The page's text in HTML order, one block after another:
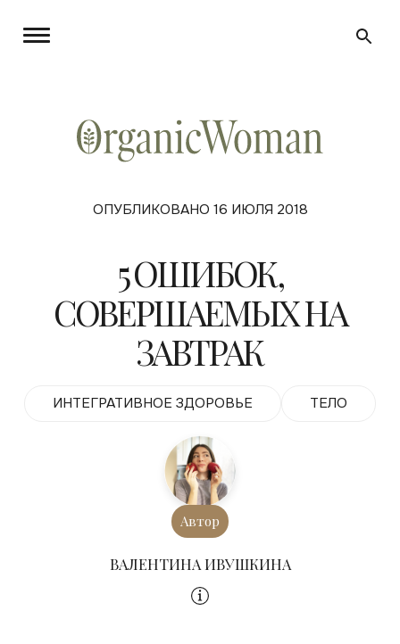
ОПУБЛИКОВАНО 16 ИЮЛЯ 2018
5 ОШИБОК,
СОВЕРШАЕМЫХ НА
ЗАВТРАК
ИНТЕГРАТИВНОЕ ЗДОРОВЬЕ ТЕЛО
Автор
ВАЛЕНТИНА ИВУШКИНА